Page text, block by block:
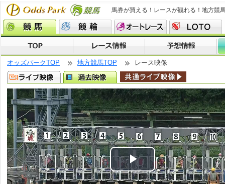
馬券が買える！レースが観れる！地方競
オッズパークTOP 地方競馬TOP レース映像
Play